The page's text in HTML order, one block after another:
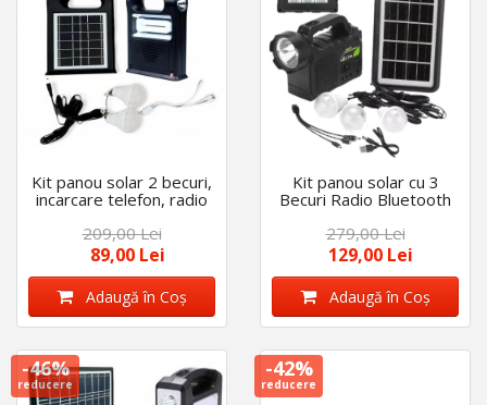
Kit panou solar 2 becuri,
incarcare telefon, radio
209,00 Lei
89,00 Lei
Adaugă în Coş
Kit panou solar cu 3
Becuri Radio Bluetooth
acumulator
279,00 Lei
129,00 Lei
Adaugă în Coş
-46%
reducere
-42%
reducere